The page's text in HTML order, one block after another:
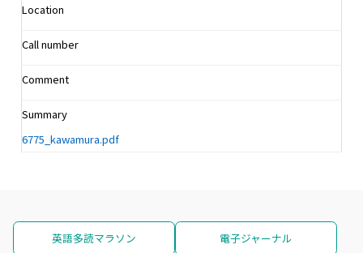
Location
Call number
Comment
Summary
6775_kawamura.pdf
英語多読マラソン 電子ジャーナル